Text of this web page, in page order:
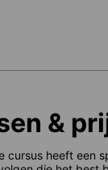
&
cursus heeft een